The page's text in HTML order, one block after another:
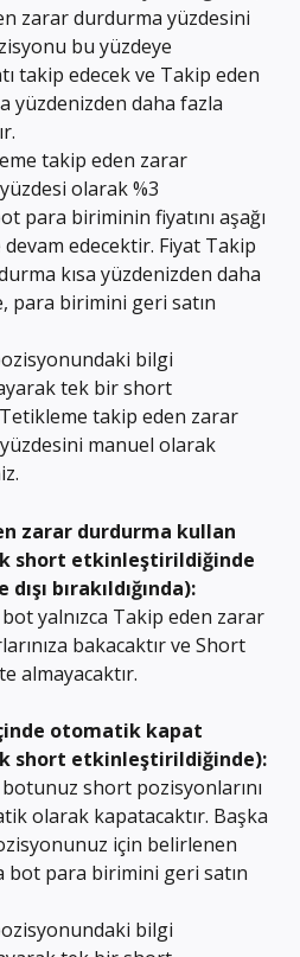
zarar durdurma yüzdesini
bu yüzdeye
takip edecek ve Takip eden
yüzdenizden daha fazla
takip eden zarar
olarak %3
para biriminin fiyatını aşağı
edecektir. Fiyat Takip
kısa yüzdenizden daha
para birimini geri satın
bilgi
tek bir short
takip eden zarar
manuel olarak
zarar durdurma kullan
short etkinleştirildiğinde
bırakıldığında):
yalnızca Takip eden zarar
bakacaktır ve Short
almayacaktır.
otomatik kapat
short etkinleştirildiğinde):
short pozisyonlarını
olarak kapatacaktır. Başka
için belirlenen
bot para birimini geri satın
bilgi